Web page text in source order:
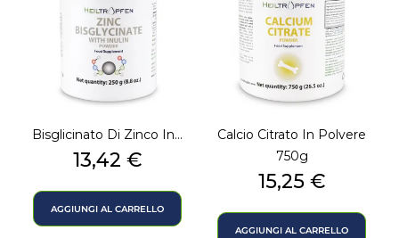
Bisglicinato Di Zinco In...
Prezzo
13,42 €
AGGIUNGI AL CARRELLO
Calcio Citrato In Polvere
750g
Prezzo
15,25 €
AGGIUNGI AL CARRELLO